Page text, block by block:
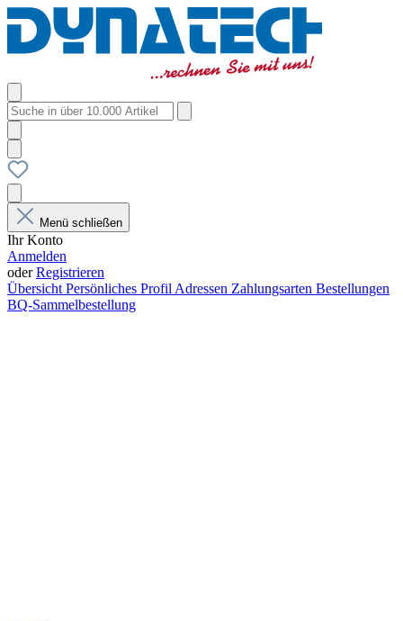
Menü schließen
Ihr Konto
Anmelden
oderRegistrieren
Übersicht Persönliches Profil Adressen Zahlungsarten Bestellungen
BQ-Sammelbestellung